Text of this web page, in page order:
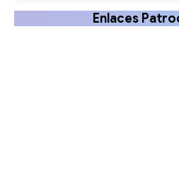
Enlaces